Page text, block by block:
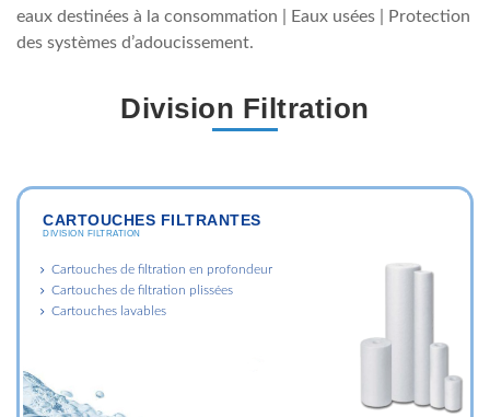
eaux destinées à la consommation | Eaux usées | Protection
des systèmes d’adoucissement.
Division Filtration
CARTOUCHES FILTRANTES
DIVISION FILTRATION
Cartouches de filtration en profondeur
Cartouches de filtration plissées
Cartouches lavables